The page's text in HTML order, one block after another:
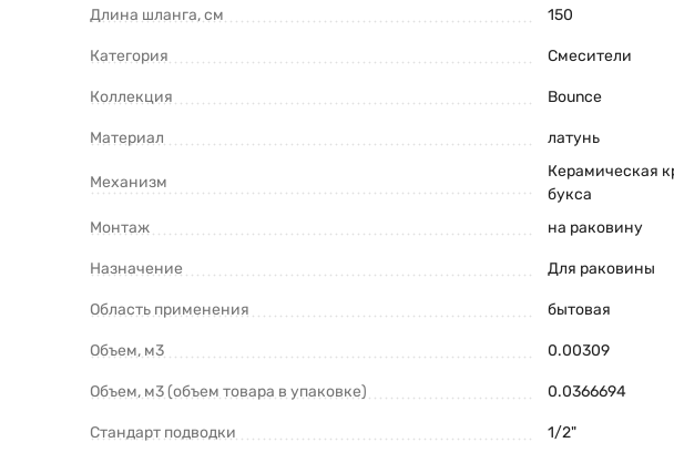
Длина шланга, см 150
Категория Смесители
Коллекция Bounce
Материал латунь
Механизм
Керамическая
букса
Монтаж
на раковину
Назначение Для раковины
Область применения бытовая
Объем, м3 0.00309
Объем, м3 (объем товара в упаковке) 0.0366694
Стандарт подводки 1/2"